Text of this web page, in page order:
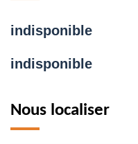
indisponible
indisponible
Nous localiser